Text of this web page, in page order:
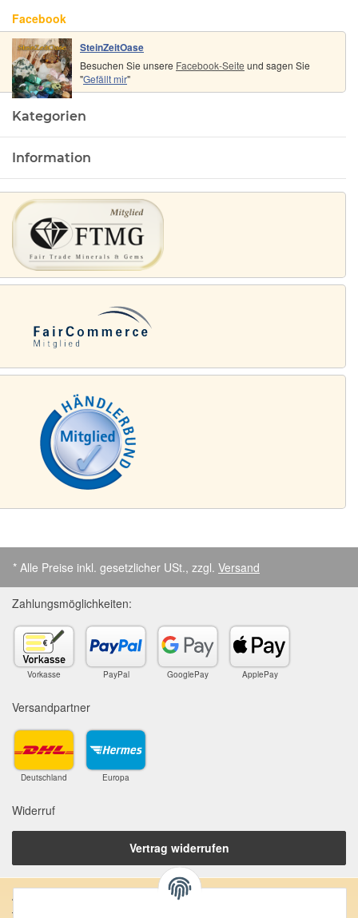
Facebook
SteinZeitOase
Besuchen Sie unsere Facebook-Seite und sagen Sie
"Gefällt mir"
Kategorien
Information
* Alle Preise inkl. gesetzlicher USt., zzgl. Versand
Zahlungsmöglichkeiten:
Vorkasse PayPal GooglePay ApplePay
Versandpartner
Deutschland Europa
Widerruf
Vertrag widerrufen
Anschrift: